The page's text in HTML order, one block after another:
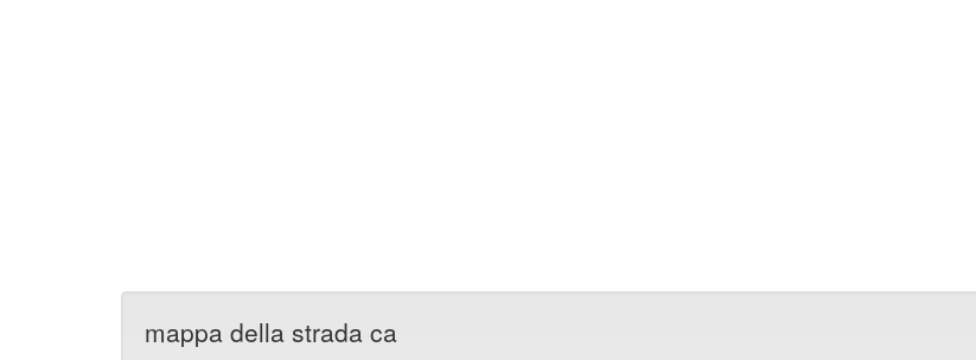
mappa della strada ca